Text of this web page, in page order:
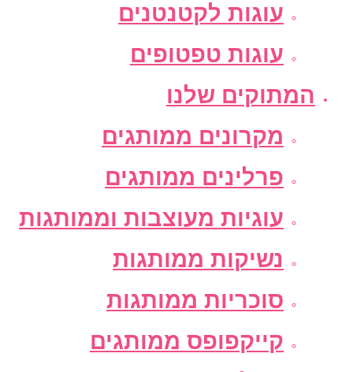
עוגות לקטנטנים
עוגות טפטופים
המתוקים שלנו
מקרונים ממותגים
פרלינים ממותגים
עוגיות מעוצבות וממותגות
נשיקות ממותגות
סוכריות ממותגות
קייקפופס ממותגים